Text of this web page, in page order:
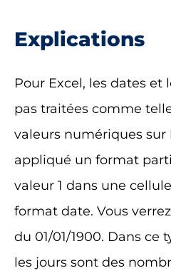
Explications
Pour Excel, les dates et
pas traitées comme
valeurs numériques
appliqué un format
valeur 1 dans une
format date. Vous
du 01/01/1900. Dans ce
les jours sont des